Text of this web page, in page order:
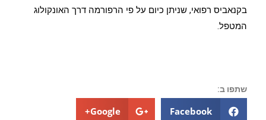
בקנאביס רפואי, שניתן כיום על פי הרפורמה דרך האונקולוג
המטפל.
שתפו ב:
Facebook
Google+